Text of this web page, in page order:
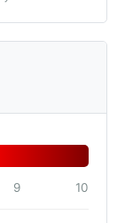
9 10